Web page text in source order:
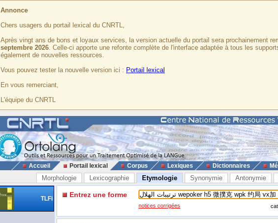
Annonce
Chers usagers du portail lexical du CNRTL,
Après vingt ans de bons et loyaux services, la version actuelle du portail sera prochainement
septembre 2026. Celle-ci apporte une refonte complète de l'interface adaptée à tous les
également de nouvelles ressources.
Vous pouvez tester la nouvelle version ici : Portail lexical
En vous remerciant,
L'équipe du CNRTL
Accueil Portail lexical Corpus Lexiques Dictionnaires
Morphologie Lexicographie Etymologie Synonymie Antonymie
TLFi Entrez une forme
notices corrigées